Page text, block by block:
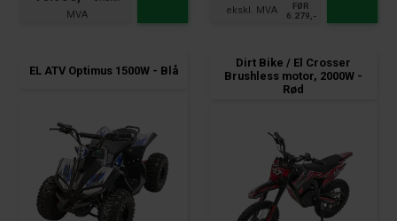
FØR
6.279,-
EL ATV Optimus 1500W - Blå
Dirt Bike / El Crosser
Brushless motor, 2000W -
Rød